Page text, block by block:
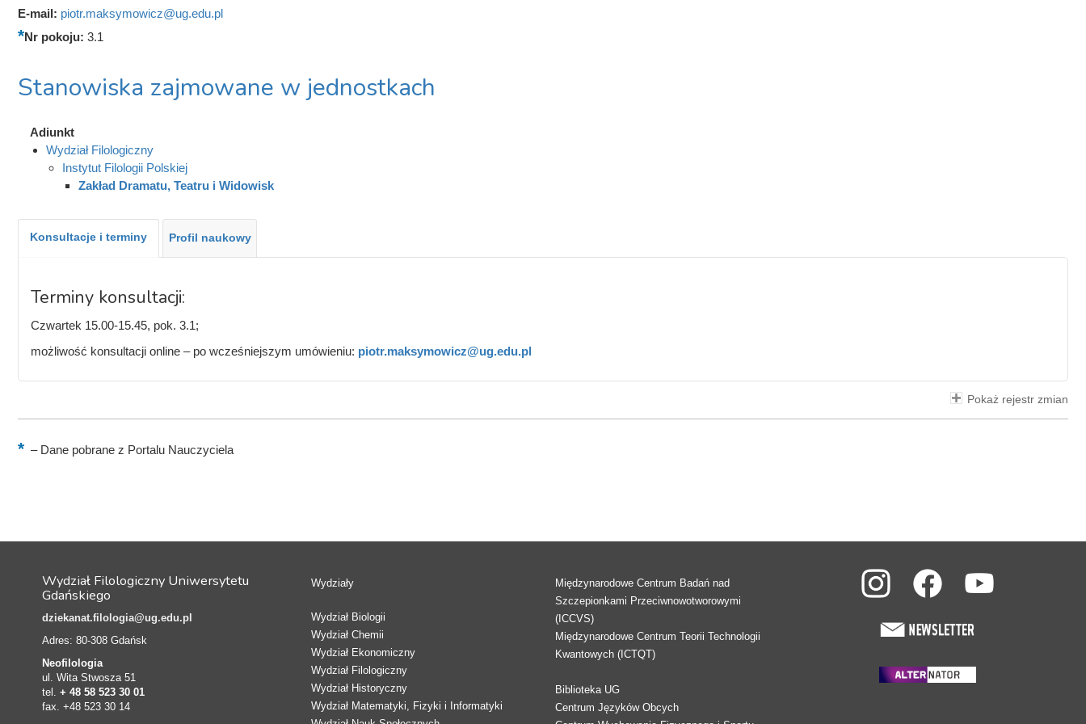
E-mail: piotr.maksymowicz@ug.edu.pl
Nr pokoju: 3.1
Stanowiska zajmowane w jednostkach
Adiunkt
Wydział Filologiczny
Instytut Filologii Polskiej
Zakład Dramatu, Teatru i Widowisk
Konsultacje i terminy Profil naukowy
Terminy konsultacji:
Czwartek 15.00-15.45, pok. 3.1;
możliwość konsultacji online – po wcześniejszym umówieniu: piotr.maksymowicz@ug.edu.pl
Pokaż rejestr zmian
–Dane pobrane z Portalu Nauczyciela
Wydział Filologiczny Uniwersytetu
Gdańskiego
dziekanat.filologia@ug.edu.pl
Adres: 80-308 Gdańsk
Neofilologia
ul. Wita Stwosza 51
tel. + 48 58 523 30 01
fax. +48 523 30 14
Wydziały
Wydział Biologii
Wydział Chemii
Wydział Ekonomiczny
Wydział Filologiczny
Wydział Historyczny
Wydział Matematyki, Fizyki i Informatyki
Międzynarodowe Centrum Badań nad
Szczepionkami Przeciwnowotworowymi
(ICCVS)
Międzynarodowe Centrum Teorii Technologii
Kwantowych (ICTQT)
Biblioteka UG
Centrum Języków Obcych